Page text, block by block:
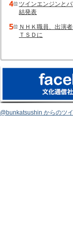
ツインエンジンと
結発表
ＮＨＫ職員、出演
ＴＳＤに
@bunkatsushin からのツ